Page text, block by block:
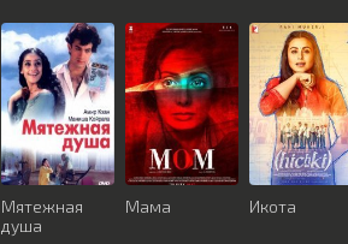
Мятежная
душа
Мама Икота